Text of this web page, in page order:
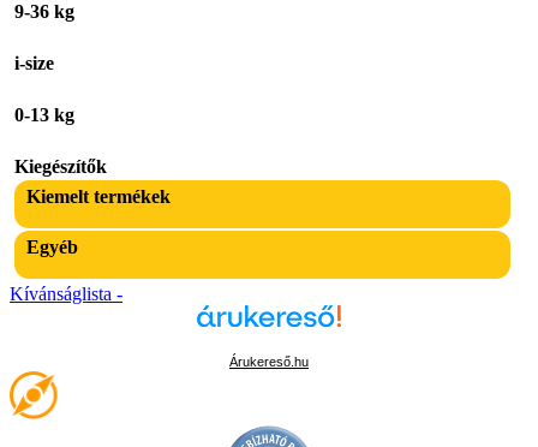
9-36 kg
i-size
0-13 kg
Kiegészítők
Kiemelt termékek
Egyéb
Kívánságlista -
Árukereső.hu